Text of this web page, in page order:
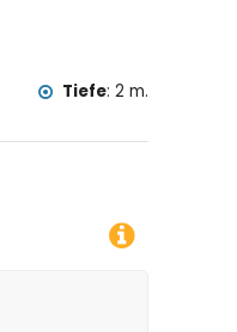
Tiefe: 2 m.